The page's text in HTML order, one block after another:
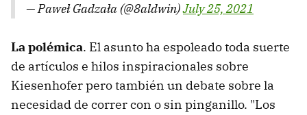
— Paweł Gadzała (@8aldwin)July 25, 2021
La polémica. El asunto ha espoleado toda suerte
de artículos e hilos inspiracionales sobre
Kiesenhofer pero también un debate sobre la
necesidad de correr con o sin pinganillo. "Los